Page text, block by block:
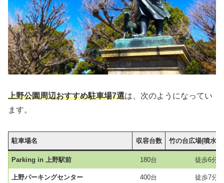
上野公園周辺おすすめ駐車場7選は、次のようになってい
ます。
駐車場名 収容台数 竹の台広場(噴水
Parking in 上野駅前 180台 徒歩6分
上野パーキングセンター 400台 徒歩7分